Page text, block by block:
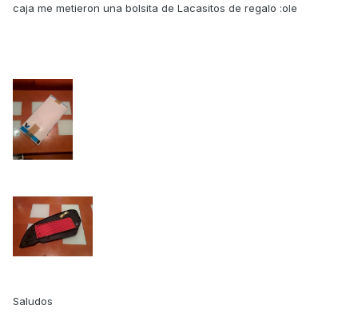
caja me metieron una bolsita de Lacasitos de regalo :ole
Saludos